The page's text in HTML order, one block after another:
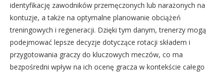
identyfikację zawodników przemęczonych lub narażonych na
kontuzje, a także na optymalne planowanie obciążeń
treningowych i regeneracji. Dzięki tym danym, trenerzy mogą
podejmować lepsze decyzje dotyczące rotacji składem i
przygotowania graczy do kluczowych meczów, co ma
bezpośredni wpływ na ich ocenę gracza w kontekście całego